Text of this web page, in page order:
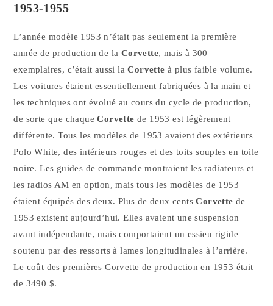
1953-1955
L’année modèle 1953 n’était pas seulement la première
année de production de la Corvette, mais à 300
exemplaires, c’était aussi laCorvette à plus faible volume.
Les voitures étaient essentiellement fabriquées à la main et
les techniques ont évolué au cours du cycle de production,
de sorte que chaqueCorvette de 1953 est légèrement
différente. Tous les modèles de 1953 avaient des extérieurs
Polo White, des intérieurs rouges et des toits souples en toile
noire. Les guides de commande montraient les radiateurs et
les radios AM en option, mais tous les modèles de 1953
étaient équipés des deux. Plus de deux centsCorvette de
1953 existent aujourd’hui. Elles avaient une suspension
avant indépendante, mais comportaient un essieu rigide
soutenu par des ressorts à lames longitudinales à l’arrière.
Le coût des premières Corvette de production en 1953 était
de 3490 $.